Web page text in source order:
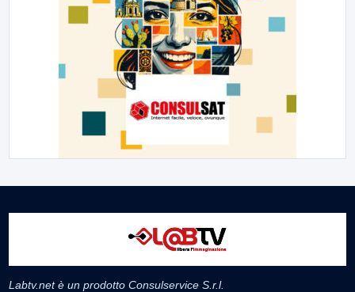
Labtv.net è un prodotto Consulservice S.r.l.